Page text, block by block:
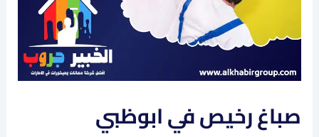
صباغ رخيص في ابوظبي